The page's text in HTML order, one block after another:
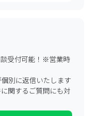
受付可能！ ※営業時
別に返信いたします
関するご質問にも対